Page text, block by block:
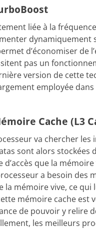
liée à la
dynamiquement
d’économiser de
pas un
version de cette
employée
Cache (L3
va chercher
sont alors
d’accès que la mémoire
a besoin des
la mémoire vive, ce
mémoire cache est
de pouvoir y relire
les meilleurs